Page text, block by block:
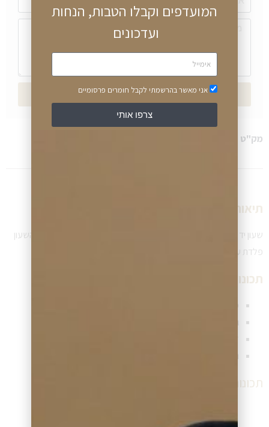
שליחה
מק"ט
תיאור שעון:
שעון יד BOSS לגבר בעיצוב בלעדי ויחודי מהקולקצייה החדשה, גוף השעון
פלדת על חלד.
תכונות שעון:
גוף השעון – פלדת אל חלד כסופה
רצועת השעון –
תכונות נוספות:
המועדפים וקבלו הטבות, הנחות
ועדכונים
אני מאשר בהרשמתי לקבל חומרים פרסומיים
צרפו אותי